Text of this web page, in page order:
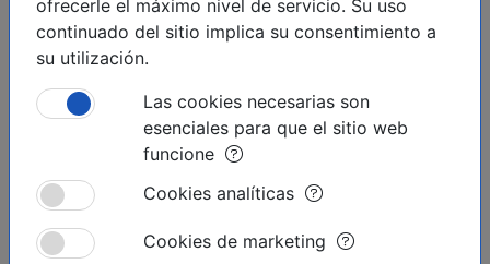
53 m2
ofrecerle el máximo nivel de servicio. Su uso
continuado del sitio implica su consentimiento a
su utilización.
Las cookies necesarias son
esenciales para que el sitio web
funcione
Cookies analíticas
Cookies de marketing